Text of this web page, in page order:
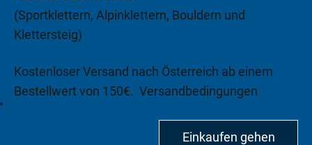
(Sportklettern, Alpinklettern, Bouldern und
Klettersteig)
Kostenloser Versand nach Österreich ab einem
Bestellwert von 150€. Versandbedingungen
Einkaufen gehen